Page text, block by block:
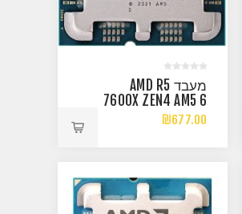
מעבד AMD R5
7600X ZEN4 AM5 6
CRS 12 TRD UP TO
₪677.00